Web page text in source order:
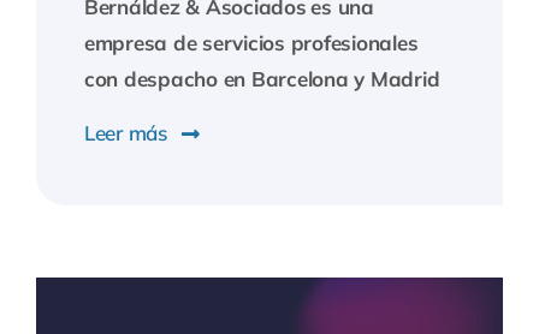
Bernáldez & Asociados es una
empresa de servicios profesionales
con despacho en Barcelona y Madrid
Leer más